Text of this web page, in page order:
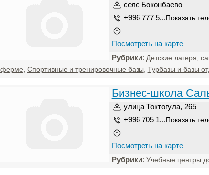
село Боконбаево
+996 777 5... Показать
Посмотреть на карте
Рубрики: Детские лагеря,
ферме, Спортивные и тренировочные базы, Турбазы и базы
Бизнес-школа
улица Токтогула, 265
+996 705 1... Показать
Посмотреть на карте
Рубрики: Учебные центры